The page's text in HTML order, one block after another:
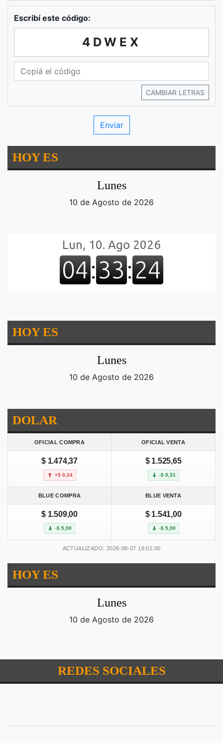
Escribí este código:
4DWEX
CAMBIAR LETRAS
HOY ES
Lunes
10 de Agosto de 2026
HOY ES
Lunes
10 de Agosto de 2026
DOLAR
OFICIAL COMPRA OFICIAL VENTA
$ 1.474,37
+$ 0,24
$ 1.525,65
-$ 0,31
BLUE COMPRA BLUE VENTA
$ 1.509,00
-$ 5,00
$ 1.541,00
-$ 5,00
ACTUALIZADO: 2026-08-07 18:01:00
HOY ES
Lunes
10 de Agosto de 2026
REDES SOCIALES